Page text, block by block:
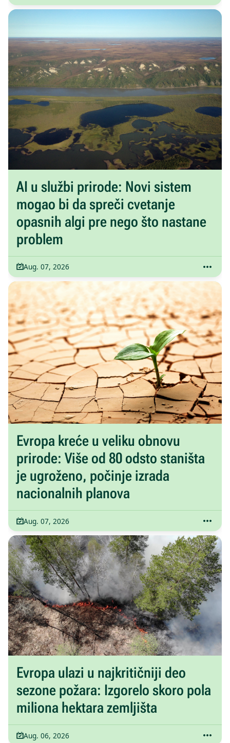
AI u službi prirode: Novi sistem
mogao bi da spreči cvetanje
opasnih algi pre nego što nastane
problem
Aug. 07, 2026
Evropa kreće u veliku obnovu
prirode: Više od 80 odsto staništa
je ugroženo, počinje izrada
nacionalnih planova
Aug. 07, 2026
Evropa ulazi u najkritičniji deo
sezone požara: Izgorelo skoro pola
miliona hektara zemljišta
Aug. 06, 2026